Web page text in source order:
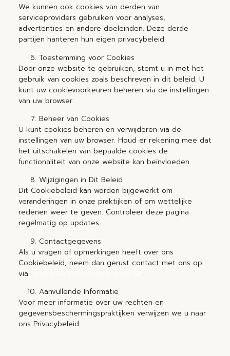
We kunnen ook cookies van derden van
serviceproviders gebruiken voor analyses,
advertenties en andere doeleinden. Deze derde
partijen hanteren hun eigen privacybeleid.
Toestemming voor Cookies
Door onze website te gebruiken, stemt u in met het
gebruik van cookies zoals beschreven in dit beleid. U
kunt uw cookievoorkeuren beheren via de instellingen
van uw browser.
Beheer van Cookies
U kunt cookies beheren en verwijderen via de
instellingen van uw browser. Houd er rekening mee dat
het uitschakelen van bepaalde cookies de
functionaliteit van onze website kan beïnvloeden.
Wijzigingen in Dit Beleid
Dit Cookiebeleid kan worden bijgewerkt om
veranderingen in onze praktijken of om wettelijke
redenen weer te geven. Controleer deze pagina
regelmatig op updates.
Contactgegevens
Als u vragen of opmerkingen heeft over ons
Cookiebeleid, neem dan gerust contact met ons op
via
.
Aanvullende Informatie
Voor meer informatie over uw rechten en
gegevensbeschermingspraktijken verwijzen we u naar
ons Privacybeleid.